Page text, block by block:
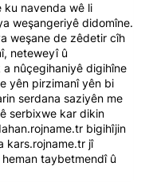
ku navenda wê li
weşangeriyê didomîne.
weşane de zêdetir cîh
neteweyî û
nûçegihaniyê digihîne
yên pirzimanî yên bi
serdana saziyên me
serbixwe kar dikin
bigihîjin
kars.rojname.tr jî
taybetmendî û